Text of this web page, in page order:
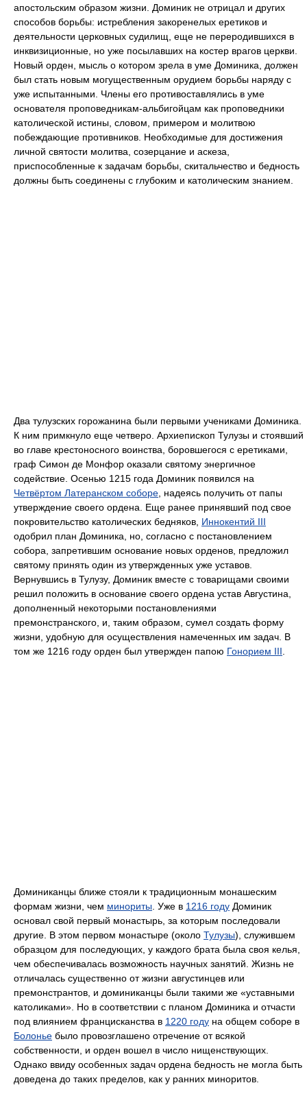
апостольским образом жизни. Доминик не отрицал и других
способов борьбы: истребления закоренелых еретиков и
деятельности церковных судилищ, еще не переродившихся в
инквизиционные, но уже посылавших на костер врагов церкви.
Новый орден, мысль о котором зрела в уме Доминика, должен
был стать новым могущественным орудием борьбы наряду с
уже испытанными. Члены его противоставлялись в уме
основателя проповедникам-альбигойцам как проповедники
католической истины, словом, примером и молитвою
побеждающие противников. Необходимые для достижения
личной святости молитва, созерцание и аскеза,
приспособленные к задачам борьбы, скитальчество и бедность
должны быть соединены с глубоким и католическим знанием.
Два тулузских горожанина были первыми учениками Доминика.
К ним примкнуло еще четверо. Архиепископ Тулузы и стоявший
во главе крестоносного воинства, боровшегося с еретиками,
граф Симон де Монфор оказали святому энергичное
содействие. Осенью 1215 года Доминик появился на
Четвёртом Латеранском соборе , надеясь получить от папы
утверждение своего ордена. Еще ранее принявший под свое
покровительство католических бедняков, Иннокентий III
одобрил план Доминика, но, согласно с постановлением
собора, запретившим основание новых орденов, предложил
святому принять один из утвержденных уже уставов.
Вернувшись в Тулузу, Доминик вместе с товарищами своими
решил положить в основание своего ордена устав Августина,
дополненный некоторыми постановлениями
премонстранского, и, таким образом, сумел создать форму
жизни, удобную для осуществления намеченных им задач. В
том же 1216 году орден был утвержден папою Гонорием III
Доминиканцы ближе стояли к традиционным монашеским
формам жизни, чем минориты . Уже в 1216 году Доминик
основал свой первый монастырь, за которым последовали
другие. В этом первом монастыре (около Тулузы), служившем
образцом для последующих, у каждого брата была своя келья,
чем обеспечивалась возможность научных занятий. Жизнь не
отличалась существенно от жизни августинцев или
премонстрантов, и доминиканцы были такими же «уставными
католиками». Но в соответствии с планом Доминика и отчасти
под влиянием францисканства в 1220 году на общем соборе в
Болонье было провозглашено отречение от всякой
собственности, и орден вошел в число нищенствующих.
Однако ввиду особенных задач ордена бедность не могла быть
доведена до таких пределов, как у ранних миноритов.